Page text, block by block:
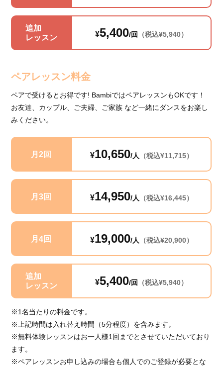
追加
レッスン
¥5,400/回 （税込¥5,940）
ペアレッスン料金
ペアで受けるとお得です! BambiではペアレッスンもOKです！
お友達、カップル、ご夫婦、ご家族 など一緒にダンスをお楽し
みください。
月2回 ¥10,650/人 （税込¥11,715）
月3回 ¥14,950/人 （税込¥16,445）
月4回 ¥19,000/人 （税込¥20,900）
追加
レッスン
¥5,400/回 （税込¥5,940）
※1名当たりの料金です。
※上記時間は入れ替え時間（5分程度）を含みます。
※無料体験レッスンはお一人様1回までとさせていただいており
ます。
※ペアレッスンお申し込みの場合も個人でのご登録が必要とな